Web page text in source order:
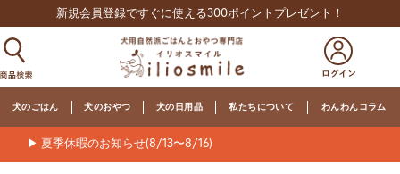
新規会員登録ですぐに使える300ポイントプレゼント！
犬のごはん 犬のおやつ 犬の日用品 私たちについて わんわんコラム
▶ 夏季休暇のお知らせ(8/13〜8/16)